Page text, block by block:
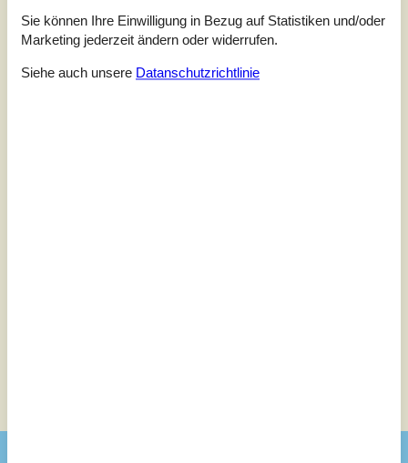
4,5 Bezogen auf 2Bewertungen
Letzte Bewertung ist vom 22.10.2023
Sie können Ihre Einwilligung in Bezug auf Statistiken und/oder
Marketing jederzeit ändern oder widerrufen.
Siehe auch unsere Datanschutzrichtlinie